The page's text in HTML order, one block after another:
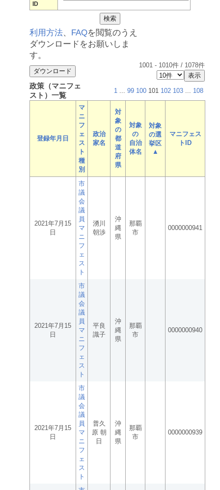
ID
利用方法、 FAQを閲覧のうえ
ダウンロードをお願いしま
す。
1001 - 1010件 / 1078件
政策（マニフェ
スト）一覧
1 ... 99 100 101 102 103 ... 108
登録年月日
マ
ニ
フ
ェ
ス
ト
種
別
政治
家名
対
象
の
都
道
府
県
対象
の
自治
体名
対象
の選
挙区
▲
マニフェス
トID
2021年7月15
日
市
議
会
議
員
マ
ニ
フ
ェ
ス
ト
湧川
朝渉
沖
縄
県
那覇
市
0000000941
2021年7月15
日
市
議
会
議
員
マ
ニ
フ
ェ
ス
ト
平良
識子
沖
縄
県
那覇
市
0000000940
2021年7月15
日
市
議
会
議
員
マ
ニ
フ
ェ
ス
ト
普久
原 朝
日
沖
縄
県
那覇
市
0000000939